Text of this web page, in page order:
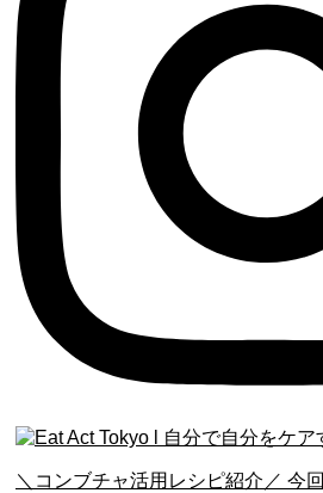
＼コンブチャ活用レシピ紹介／ 今回